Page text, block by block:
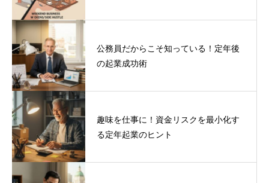
公務員だからこそ知っている！定年後
の起業成功術
趣味を仕事に！資金リスクを最小化す
る定年起業のヒント